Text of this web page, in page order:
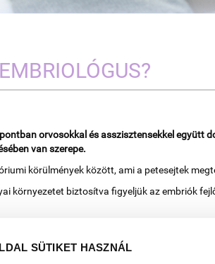
SÜTIKET HASZNÁL
orvosokkal és asszisztensekkel
van szerepe.
körülmények között, ami a petesejtek
környezetet biztosítva figyeljük az embriók